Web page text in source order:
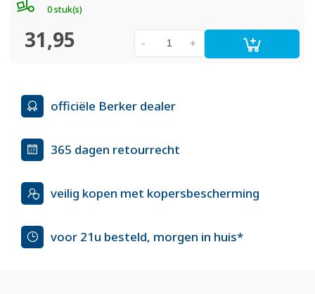
0 stuk(s)
31,95 +
-
officiële Berker dealer
365 dagen retourrecht
veilig kopen met kopersbescherming
voor 21u besteld, morgen in huis*